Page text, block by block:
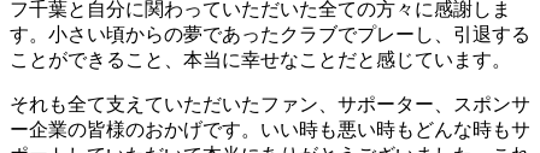
フ千葉と自分に関わっていただいた全ての方々に感謝しま
す。小さい頃からの夢であったクラブでプレーし、引退する
ことができること、本当に幸せなことだと感じています。
それも全て支えていただいたファン、サポーター、スポンサ
ー企業の皆様のおかげです。いい時も悪い時もどんな時もサ